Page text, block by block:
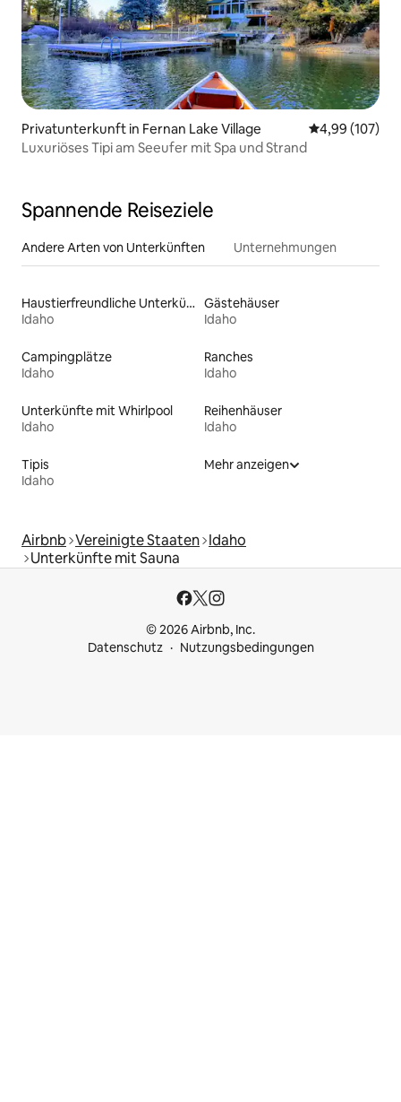
Privatunterkunft in Fernan Lake Village
4,99 (107)
Luxuriöses Tipi am Seeufer mit Spa und Strand
Spannende Reiseziele
Andere Arten von Unterkünften Unternehmungen
Haustierfreundliche Unterkünfte
Idaho
Gästehäuser
Idaho
Campingplätze
Idaho
Ranches
Idaho
Unterkünfte mit Whirlpool
Idaho
Reihenhäuser
Idaho
Tipis
Idaho
Mehr anzeigen
Airbnb Vereinigte Staaten Idaho
Unterkünfte mit Sauna
© 2026 Airbnb, Inc.
Datenschutz
Nutzungsbedingungen